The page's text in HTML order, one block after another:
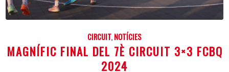
CIRCUIT,NOTÍCIES
MAGNÍFIC FINAL DEL 7È CIRCUIT 3×3 FCBQ
2024